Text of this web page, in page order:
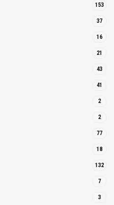
153
37
16
21
43
41
2
2
77
18
132
7
3